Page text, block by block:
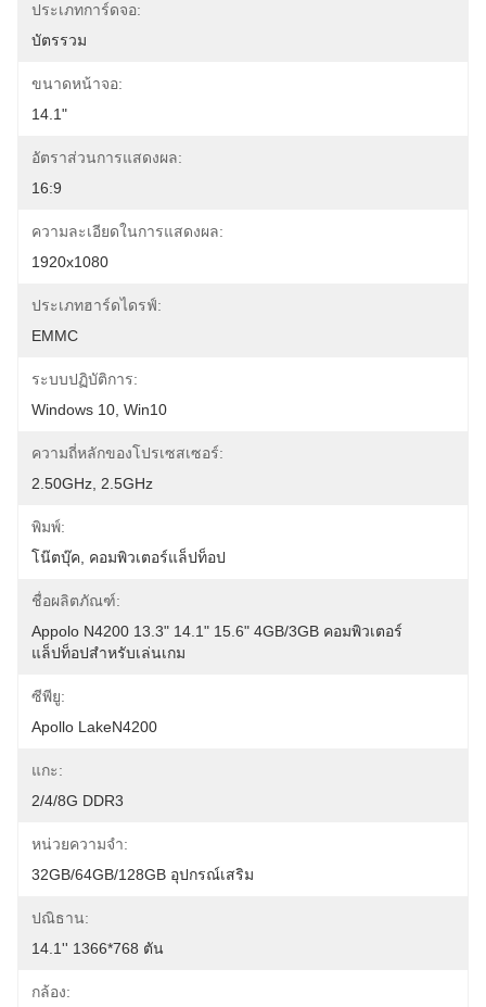
ประเภทการ์ดจอ:
บัตรรวม
ขนาดหน้าจอ:
14.1"
อัตราส่วนการแสดงผล:
16:9
ความละเอียดในการแสดงผล:
1920x1080
ประเภทฮาร์ดไดรฟ์:
EMMC
ระบบปฏิบัติการ:
Windows 10, Win10
ความถี่หลักของโปรเซสเซอร์:
2.50GHz, 2.5GHz
พิมพ์:
โน๊ตบุ๊ค, คอมพิวเตอร์แล็ปท็อป
ชื่อผลิตภัณฑ์:
Appolo N4200 13.3" 14.1" 15.6" 4GB/3GB คอมพิวเตอร์
แล็ปท็อปสำหรับเล่นเกม
ซีพียู:
Apollo LakeN4200
แกะ:
2/4/8G DDR3
หน่วยความจำ:
32GB/64GB/128GB อุปกรณ์เสริม
ปณิธาน:
14.1'' 1366*768 ตัน
กล้อง: